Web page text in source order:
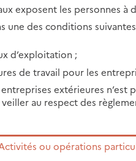
exposent les personnes à
une des conditions
d’exploitation ;
de travail pour les
extérieures n’est
au respect des
ou opérations